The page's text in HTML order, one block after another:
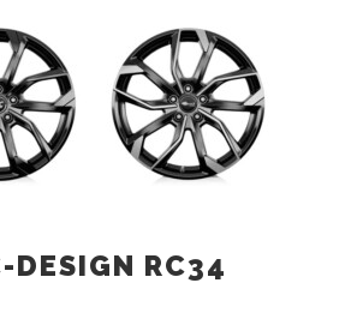
DESIGN RC34